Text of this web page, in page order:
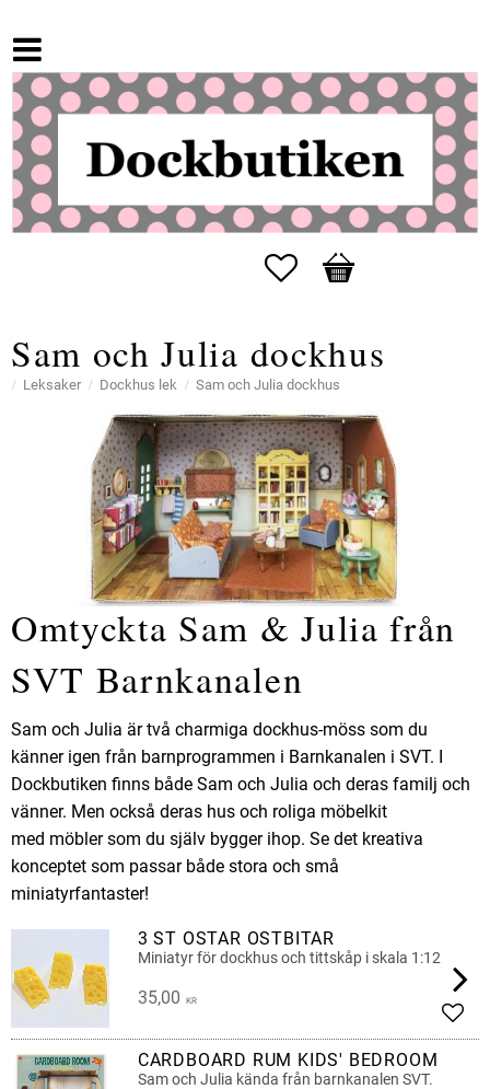
Favoriter
Kundvagn
Sam och Julia dockhus
Leksaker Dockhus lek Sam och Julia dockhus
Omtyckta Sam & Julia från
SVT Barnkanalen
Sam och Julia är två charmiga dockhus-möss som du
känner igen från barnprogrammen i Barnkanalen i SVT. I
Dockbutiken finns både Sam och Julia och deras familj och
vänner. Men också deras hus och roliga möbelkit
med möbler som du själv bygger ihop. Se det kreativa
konceptet som passar både stora och små
miniatyrfantaster!
3 ST OSTAR OSTBITAR
Miniatyr för dockhus och tittskåp i skala 1:12
35,00 KR
CARDBOARD RUM KIDS' BEDROOM
Sam och Julia kända från barnkanalen SVT.